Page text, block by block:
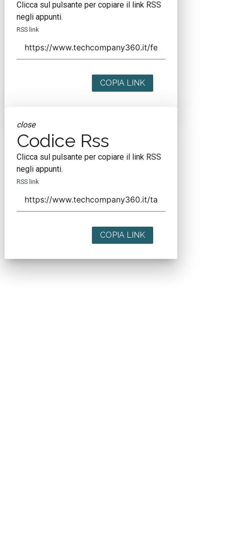
Clicca sul pulsante per copiare il link RSS
negli appunti.
RSS link
COPIA LINK
close
Codice Rss
Clicca sul pulsante per copiare il link RSS
negli appunti.
RSS link
COPIA LINK